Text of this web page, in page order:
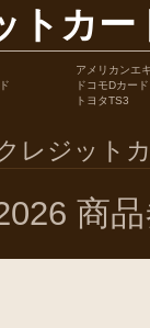
トカー
アメリカンエ
ドコモDカード
トヨタTS3
レジット
商